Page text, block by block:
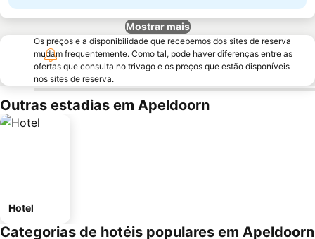
Mostrar mais
Os preços e a disponibilidade que recebemos dos sites de reserva
mudam frequentemente. Como tal, pode haver diferenças entre as
ofertas que consulta no trivago e os preços que estão disponíveis
nos sites de reserva.
Outras estadias em Apeldoorn
Hotel
Categorias de hotéis populares em Apeldoorn